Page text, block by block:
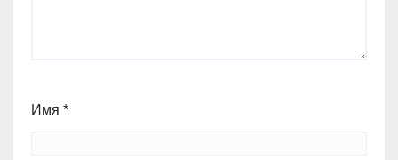
Имя *